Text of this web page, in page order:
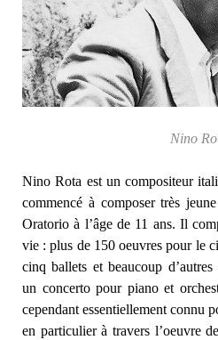
Nino
Nino Rota est un compositeur
commencé à composer très
Oratorio à l’âge de 11 ans. Il
vie : plus de 150 oeuvres pour le
cinq ballets et beaucoup
un concerto pour piano et
cependant essentiellement connu
en particulier à travers l’oeuvre